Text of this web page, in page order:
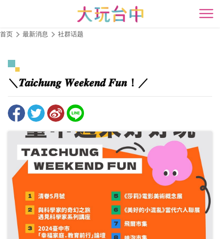
主
要
开
首页 最新消息 社群话题
＼𝑻𝒂𝒊𝒄𝒉𝒖𝒏𝒈 𝑾𝒆𝒆𝒌𝒆𝒏𝒅 𝑭𝒖𝒏！／